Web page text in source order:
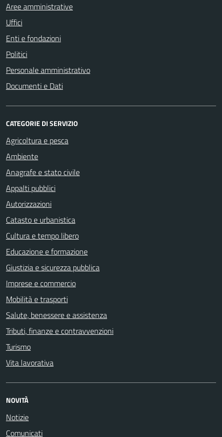
Aree amministrative
Uffici
Enti e fondazioni
Politici
Personale amministrativo
Documenti e Dati
CATEGORIE DI SERVIZIO
Agricoltura e pesca
Ambiente
Anagrafe e stato civile
Appalti pubblici
Autorizzazioni
Catasto e urbanistica
Cultura e tempo libero
Educazione e formazione
Giustizia e sicurezza pubblica
Imprese e commercio
Mobilità e trasporti
Salute, benessere e assistenza
Tributi, finanze e contravvenzioni
Turismo
Vita lavorativa
NOVITÀ
Notizie
Comunicati